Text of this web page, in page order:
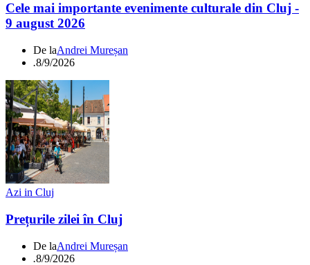
Cele mai importante evenimente culturale din Cluj -
9 august 2026
De laAndrei Mureșan
.8/9/2026
Azi in Cluj
Prețurile zilei în Cluj
De laAndrei Mureșan
.8/9/2026